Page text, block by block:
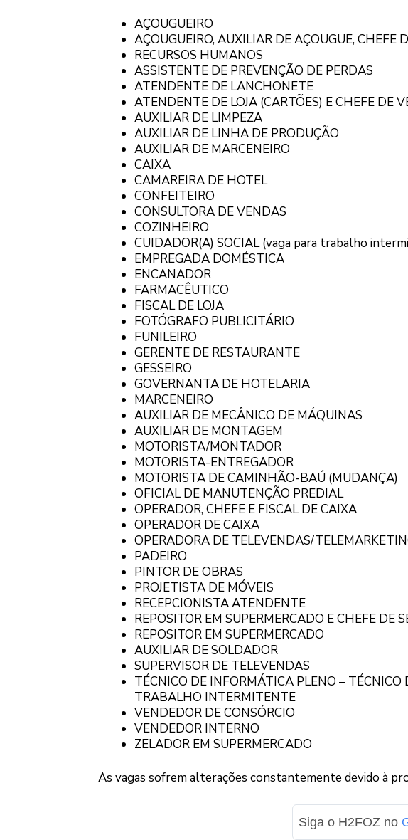
AÇOUGUEIRO
AÇOUGUEIRO, AUXILIAR DE AÇOUGUE, CHEFE
RECURSOS HUMANOS
ASSISTENTE DE PREVENÇÃO DE PERDAS
ATENDENTE DE LANCHONETE
ATENDENTE DE LOJA (CARTÕES) E CHEFE DE
AUXILIAR DE LIMPEZA
AUXILIAR DE LINHA DE PRODUÇÃO
AUXILIAR DE MARCENEIRO
CAIXA
CAMAREIRA DE HOTEL
CONFEITEIRO
CONSULTORA DE VENDAS
COZINHEIRO
CUIDADOR(A) SOCIAL (vaga para trabalho
EMPREGADA DOMÉSTICA
ENCANADOR
FARMACÊUTICO
FISCAL DE LOJA
FOTÓGRAFO PUBLICITÁRIO
FUNILEIRO
GERENTE DE RESTAURANTE
GESSEIRO
GOVERNANTA DE HOTELARIA
MARCENEIRO
AUXILIAR DE MECÂNICO DE MÁQUINAS
AUXILIAR DE MONTAGEM
MOTORISTA/MONTADOR
MOTORISTA-ENTREGADOR
MOTORISTA DE CAMINHÃO-BAÚ (MUDANÇA)
OFICIAL DE MANUTENÇÃO PREDIAL
OPERADOR, CHEFE E FISCAL DE CAIXA
OPERADOR DE CAIXA
OPERADORA DE TELEVENDAS/
PADEIRO
PINTOR DE OBRAS
PROJETISTA DE MÓVEIS
RECEPCIONISTA ATENDENTE
REPOSITOR EM SUPERMERCADO E CHEFE DE
REPOSITOR EM SUPERMERCADO
AUXILIAR DE SOLDADOR
SUPERVISOR DE TELEVENDAS
TÉCNICO DE INFORMÁTICA PLENO –
TRABALHO INTERMITENTE
VENDEDOR DE CONSÓRCIO
VENDEDOR INTERNO
ZELADOR EM SUPERMERCADO
As vagas sofrem alterações constantemente devido à
Siga o H2FOZ no